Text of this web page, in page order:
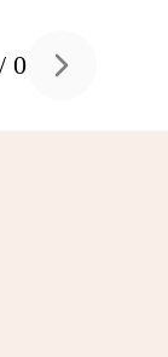
/0 Next slide